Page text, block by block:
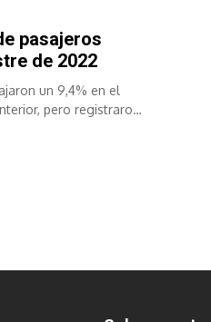
pasajeros
de 2022
un 9,4% en el
pero registraron